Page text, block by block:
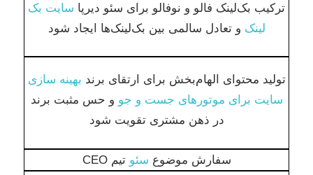
ترکیب بک‌لینک فالو و نوفالو برای سئو دیرپا سایت بک
لینک و تعادل سالمی بین بک‌لینک‌ها ایجاد شود
تولید محتوای الهام‌بخش برای ارتقای برند بهینه سازی
سایت برای موتورهای جست و جو و حس مثبت برند
در ذهن مشتری تقویت شود
سفارش موضوع سئو تیم CEO